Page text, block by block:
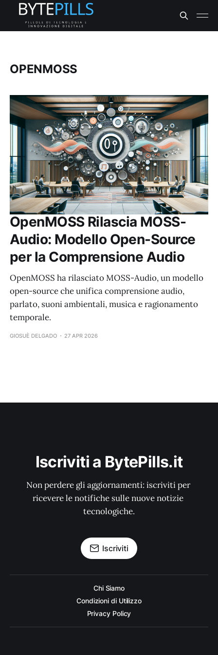
OPENMOSS
OpenMOSS Rilascia MOSS-
Audio: Modello Open-Source
per la Comprensione Audio
OpenMOSS ha rilasciato MOSS-Audio, un modello
open-source che unifica comprensione audio,
parlato, suoni ambientali, musica e ragionamento
temporale.
GIOSUÈ DELGADO 27 APR 2026
Iscriviti a BytePills.it
Non perdere gli aggiornamenti: iscriviti per
ricevere le notifiche sulle nuove notizie
tecnologiche.
Iscriviti
Chi Siamo
Condizioni di Utilizzo
Privacy Policy